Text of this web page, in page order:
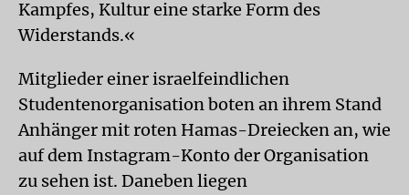
Kampfes, Kultur eine starke Form des
Widerstands.«
Mitglieder einer israelfeindlichen
Studentenorganisation boten an ihrem Stand
Anhänger mit roten Hamas-Dreiecken an, wie
auf dem Instagram-Konto der Organisation
zu sehen ist. Daneben liegen